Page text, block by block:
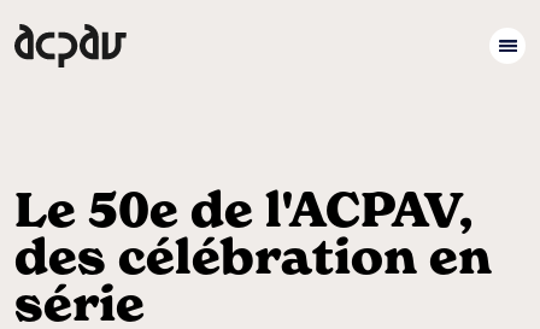
Le 50e de l'ACPAV,
des célébration en
série